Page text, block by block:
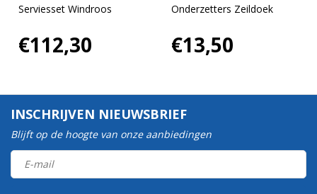
Serviesset Windroos
€112,30
Onderzetters Zeildoek
€13,50
INSCHRIJVEN NIEUWSBRIEF
Blijft op de hoogte van onze aanbiedingen